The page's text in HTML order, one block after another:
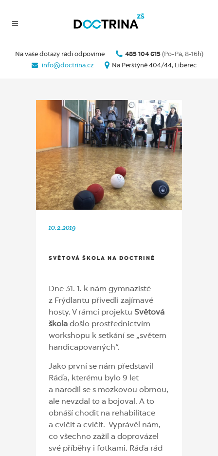
Na vaše dotazy rádi odpovíme 485 104 615 (Po-Pá, 8-16h)
info@doctrina.cz
Na Perštýně 404/44, Liberec
10.2.2019
SVĚTOVÁ ŠKOLA NA DOCTRINĚ
Dne 31. 1. k nám gymnazisté
z Frýdlantu přivedli zajímavé
hosty. V rámci projektu Světová
škola došlo prostřednictvím
workshopu k setkání se „světem
handicapovaných“.
Jako první se nám představil
Ráďa, kterému bylo 9 let
a narodil se s mozkovou obrnou,
ale nevzdal to a bojoval. A to
obnáší chodit na rehabilitace
a cvičit a cvičit. Vyprávěl nám,
co všechno zažil a doprovázel
své příběhy i fotkami. Ráďa rád